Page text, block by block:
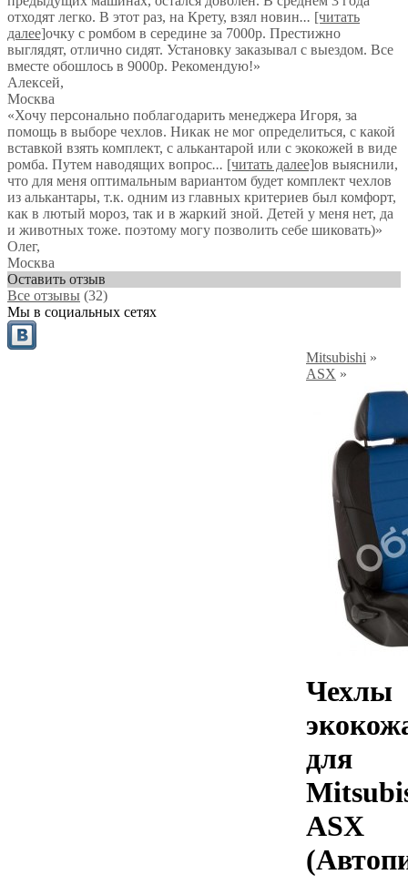
отходят легко. В этот раз, на Крету, взял новин... [читать
далее]очку с ромбом в середине за 7000р. Престижно
выглядят, отлично сидят. Установку заказывал с выездом. Все
вместе обошлось в 9000р. Рекомендую!»
Алексей,
Москва
«Хочу персонально поблагодарить менеджера Игоря, за
помощь в выборе чехлов. Никак не мог определиться, с какой
вставкой взять комплект, с алькантарой или с экокожей в виде
ромба. Путем наводящих вопрос... [читать далее]ов выяснили,
что для меня оптимальным вариантом будет комплект чехлов
из алькантары, т.к. одним из главных критериев был комфорт,
как в лютый мороз, так и в жаркий зной. Детей у меня нет, да
и животных тоже. поэтому могу позволить себе шиковать)»
Олег,
Москва
Оставить отзыв
Все отзывы (32)
Мы в социальных сетях
Mitsubishi »
ASX »
Чехлы
для
ASX